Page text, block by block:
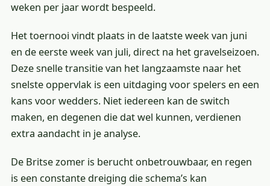
weken per jaar wordt bespeeld.
Het toernooi vindt plaats in de laatste week van juni
en de eerste week van juli, direct na het gravelseizoen.
Deze snelle transitie van het langzaamste naar het
snelste oppervlak is een uitdaging voor spelers en een
kans voor wedders. Niet iedereen kan de switch
maken, en degenen die dat wel kunnen, verdienen
extra aandacht in je analyse.
De Britse zomer is berucht onbetrouwbaar, en regen
is een constante dreiging die schema’s kan